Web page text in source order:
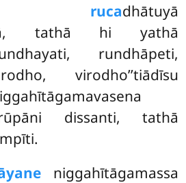
rucadhātuyā
tathā hi yathā
rundhāpeti,
virodho’’tiādīsu
dissanti, tathā
niggahītāgamassa